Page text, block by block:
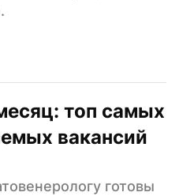
топ самых
вакансий
готовы